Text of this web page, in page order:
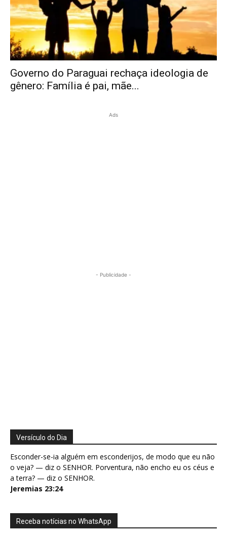
Governo do Paraguai rechaça ideologia de
gênero: Família é pai, mãe...
Ads
- Publicidade -
Versículo do Dia
Esconder-se-ia alguém em esconderijos, de modo que eu não
o veja? — diz o SENHOR. Porventura, não encho eu os céus e
a terra? — diz o SENHOR.
Jeremias 23:24
Receba notícias no WhatsApp